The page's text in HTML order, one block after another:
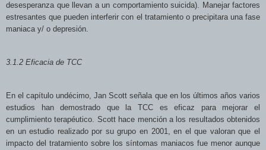
desesperanza que llevan a un comportamiento suicida). Manejar factores
estresantes que pueden interferir con el tratamiento o precipitara una fase
maniaca y/ o depresión.
3.1.2 Eficacia de TCC
En el capítulo undécimo, Jan Scott señala que en los últimos años varios
estudios han demostrado que la TCC es eficaz para mejorar el
cumplimiento terapéutico. Scott hace mención a los resultados obtenidos
en un estudio realizado por su grupo en 2001, en el que valoran que el
impacto del tratamiento sobre los síntomas maniacos fue menor aunque